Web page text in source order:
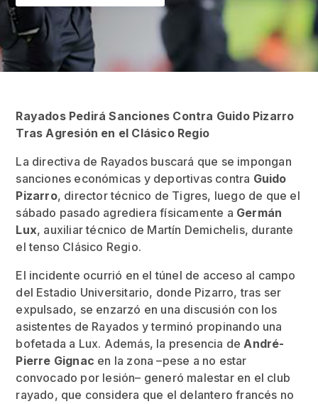
Rayados Pedirá Sanciones Contra Guido Pizarro
Tras Agresión en el Clásico Regio
La directiva de Rayados buscará que se impongan
sanciones económicas y deportivas contra Guido
Pizarro, director técnico de Tigres, luego de que el
sábado pasado agrediera físicamente a Germán
Lux, auxiliar técnico de Martín Demichelis, durante
el tenso Clásico Regio.
El incidente ocurrió en el túnel de acceso al campo
del Estadio Universitario, donde Pizarro, tras ser
expulsado, se enzarzó en una discusión con los
asistentes de Rayados y terminó propinando una
bofetada a Lux. Además, la presencia deAndré-
Pierre Gignac en la zona –pese a no estar
convocado por lesión– generó malestar en el club
rayado, que considera que el delantero francés no